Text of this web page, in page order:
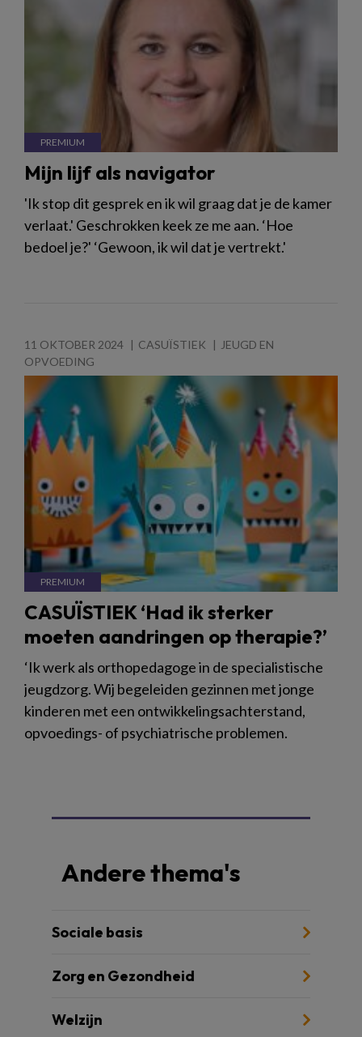
Mijn lijf als navigator
'Ik stop dit gesprek en ik wil graag dat je de kamer
verlaat.' Geschrokken keek ze me aan. ‘Hoe
bedoel je?' ‘Gewoon, ik wil dat je vertrekt.'
11 OKTOBER 2024 CASUÏSTIEK
JEUGD EN
OPVOEDING
CASUÏSTIEK ‘Had ik sterker
moeten aandringen op therapie?’
‘Ik werk als orthopedagoge in de specialistische
jeugdzorg. Wij begeleiden gezinnen met jonge
kinderen met een ontwikkelingsachterstand,
opvoedings- of psychiatrische problemen.
Andere thema's
Sociale basis
Zorg en Gezondheid
Welzijn